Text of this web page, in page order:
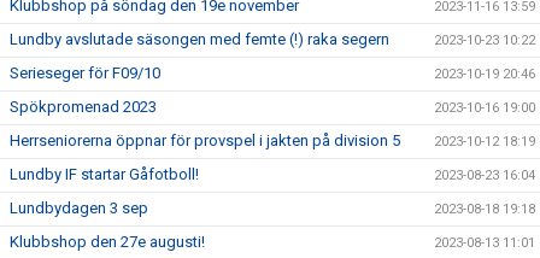
Klubbshop på söndag den 19e november 2023-11-16 13:59
Lundby avslutade säsongen med femte (!) raka segern 2023-10-23 10:22
Serieseger för F09/10 2023-10-19 20:46
Spökpromenad 2023 2023-10-16 19:00
Herrseniorerna öppnar för provspel i jakten på division 5 2023-10-12 18:19
Lundby IF startar Gåfotboll! 2023-08-23 16:04
Lundbydagen 3 sep 2023-08-18 19:18
Klubbshop den 27e augusti! 2023-08-13 11:01